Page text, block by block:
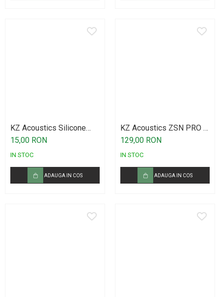
KZ Acoustics Silicone
Earplugs Set LMS
15,00 RON
IN STOC
ADAUGA IN COS
KZ Acoustics ZSN PRO X
Black
129,00 RON
IN STOC
ADAUGA IN COS